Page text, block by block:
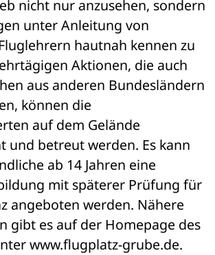
nicht nur anzusehen, sondern
unter Anleitung von
hautnah kennen zu
Aktionen, die auch
aus anderen Bundesländern
können die
auf dem Gelände
und betreut werden. Es kann
ab 14 Jahren eine
mit späterer Prüfung für
angeboten werden. Nähere
gibt es auf der Homepage des
www.flugplatz-grube.de.